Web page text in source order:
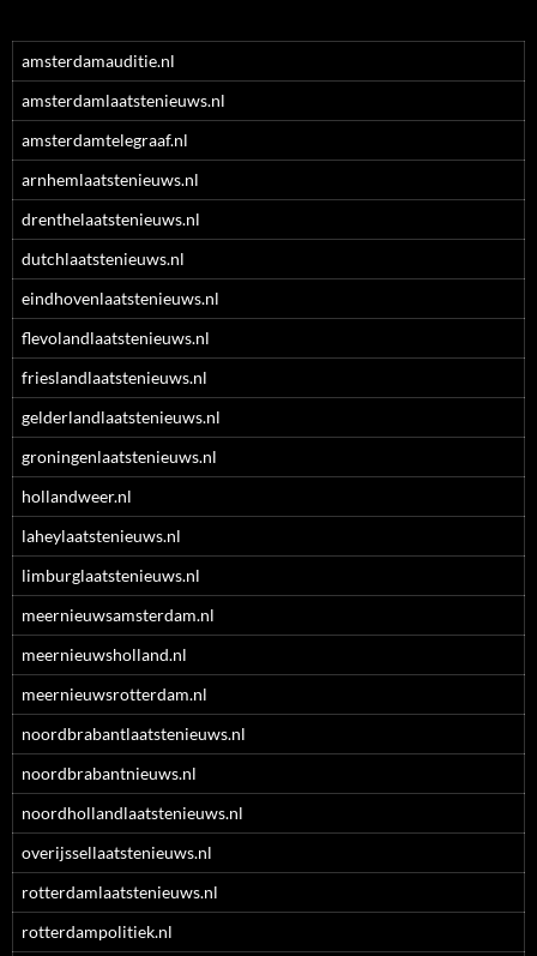
amsterdamauditie.nl
amsterdamlaatstenieuws.nl
amsterdamtelegraaf.nl
arnhemlaatstenieuws.nl
drenthelaatstenieuws.nl
dutchlaatstenieuws.nl
eindhovenlaatstenieuws.nl
flevolandlaatstenieuws.nl
frieslandlaatstenieuws.nl
gelderlandlaatstenieuws.nl
groningenlaatstenieuws.nl
hollandweer.nl
laheylaatstenieuws.nl
limburglaatstenieuws.nl
meernieuwsamsterdam.nl
meernieuwsholland.nl
meernieuwsrotterdam.nl
noordbrabantlaatstenieuws.nl
noordbrabantnieuws.nl
noordhollandlaatstenieuws.nl
overijssellaatstenieuws.nl
rotterdamlaatstenieuws.nl
rotterdampolitiek.nl